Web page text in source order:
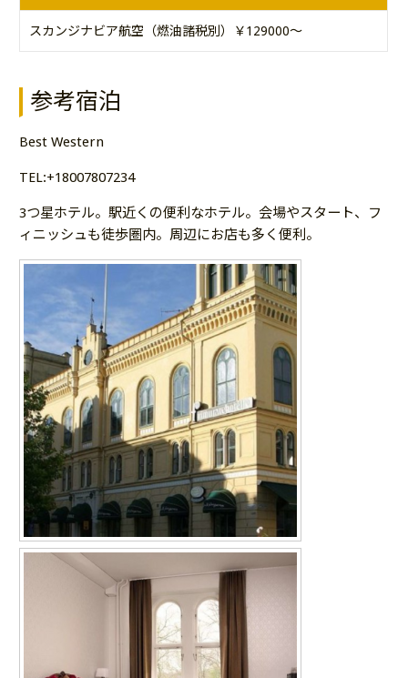
スカンジナビア航空（燃油諸税別）￥129000～
参考宿泊
Best Western
TEL:+18007807234
3つ星ホテル。駅近くの便利なホテル。会場やスタート、フ
ィニッシュも徒歩圏内。周辺にお店も多く便利。